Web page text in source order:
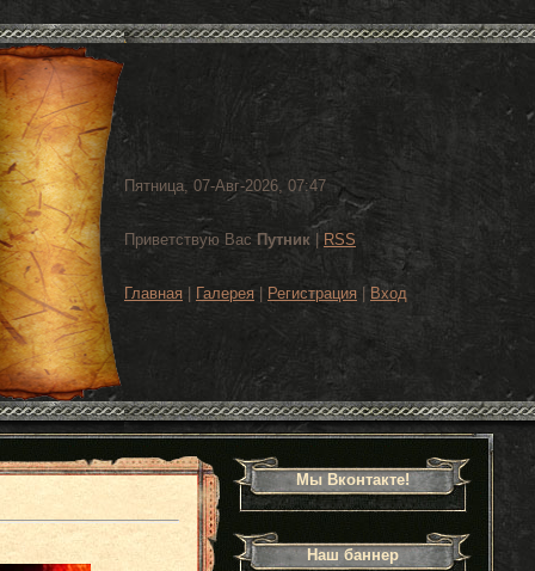
Пятница, 07-Авг-2026, 07:47
Приветствую Вас Путник RSS
Главная Галерея Регистрация Вход
Мы Вконтакте!
Наш баннер